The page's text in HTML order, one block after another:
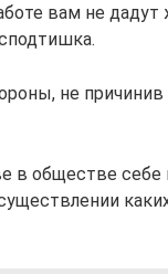
вам не
не причинив
в обществе себе